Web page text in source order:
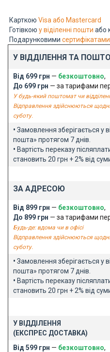
Карткою Visa або Mastercard
Готівкою у віділенні пошти або
Подарунковими
У ВІДДІЛЕННЯ ТА
Від 699 грн — безкоштовно,
До 699 грн — за тарифами
У будь-який поштомат чи
Відправлення здійснюються
суботу.
• Замовлення зберігається у
пошта» протягом 7 днів.
• Вартість переказу
становить 20 грн + 2% від
ЗА АДРЕСОЮ
Від 899 грн — безкоштовно,
До 899 грн — за тарифами
Будь-де: вдома чи в офісі
Відправлення здійснюються
суботу.
• Замовлення зберігається у
пошта» протягом 7 днів.
• Вартість переказу
становить 20 грн + 2% від
У ВІДДІЛЕННЯ
(ЕКСПРЕС ДОСТАВКА)
Від 599 грн — безкоштовно,